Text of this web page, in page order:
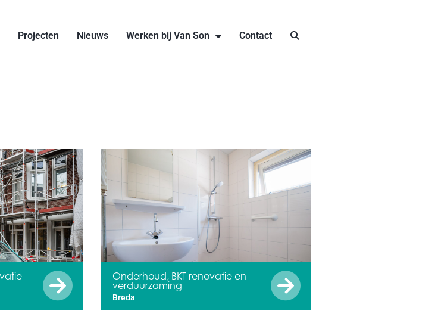
Projecten Nieuws Werken bij Van Son Contact
Onderhoud, BKT renovatie en
verduurzaming
Breda